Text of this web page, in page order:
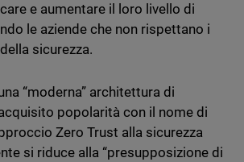
e aumentare il loro livello di
le aziende che non rispettano i
sicurezza.
“moderna” architettura di
popolarità con il nome di
Zero Trust alla sicurezza
si riduce alla “presupposizione di